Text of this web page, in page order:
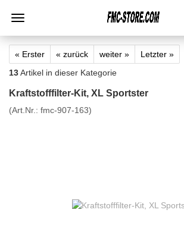
« Erster « zurück weiter »
Letzter »
13Artikel in dieser Kategorie
Kraftstofffilter-Kit, XL Sportster
(Art.Nr.: fmc-907-163)